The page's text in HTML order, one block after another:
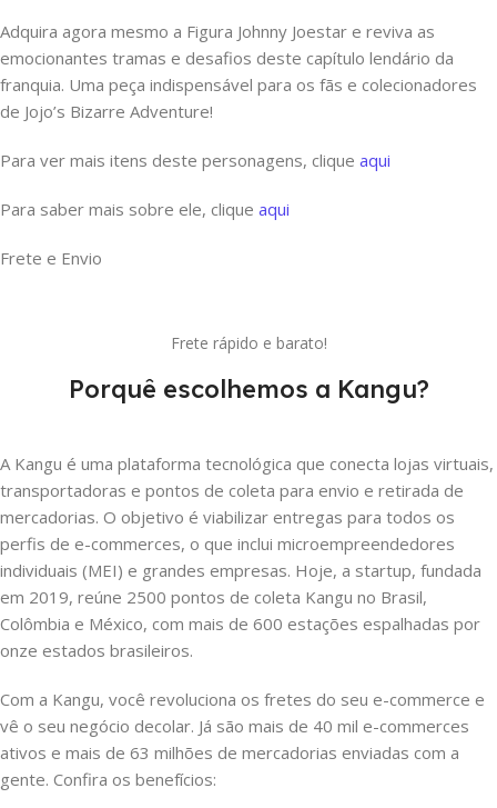
Adquira agora mesmo a Figura Johnny Joestar e reviva as
emocionantes tramas e desafios deste capítulo lendário da
franquia. Uma peça indispensável para os fãs e colecionadores
de Jojo’s Bizarre Adventure!
Para ver mais itens deste personagens, clique aqui
Para saber mais sobre ele, clique aqui
Frete e Envio
Frete rápido e barato!
Porquê escolhemos a Kangu?
A Kangu é uma plataforma tecnológica que conecta lojas virtuais,
transportadoras e pontos de coleta para envio e retirada de
mercadorias. O objetivo é viabilizar entregas para todos os
perfis de e-commerces, o que inclui microempreendedores
individuais (MEI) e grandes empresas. Hoje, a startup, fundada
em 2019, reúne 2500 pontos de coleta Kangu no Brasil,
Colômbia e México, com mais de 600 estações espalhadas por
onze estados brasileiros.
Com a Kangu, você revoluciona os fretes do seu e-commerce e
vê o seu negócio decolar. Já são mais de 40 mil e-commerces
ativos e mais de 63 milhões de mercadorias enviadas com a
gente. Confira os benefícios: